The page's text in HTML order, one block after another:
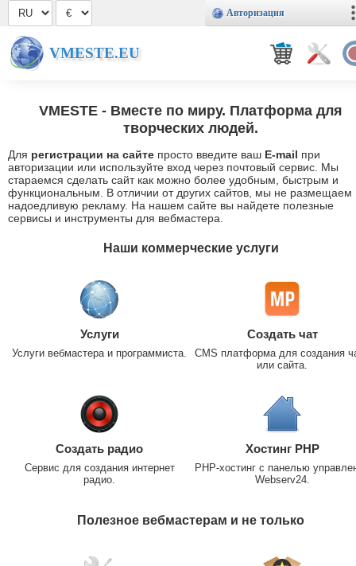
Авторизация
VMESTE.EU
VMESTE - Вместе по миру. Платформа для
творческих людей.
Для регистрации на сайте просто введите ваш E-mail при
авторизации или используйте вход через почтовый сервис. Мы
стараемся сделать сайт как можно более удобным, быстрым и
функциональным. В отличии от других сайтов, мы не размещаем
надоедливую рекламу. На нашем сайте вы найдете полезные
сервисы и инструменты для вебмастера.
Наши коммерческие услуги
Услуги
Услуги вебмастера и программиста.
Создать чат
CMS платформа для создания
или сайта.
Создать радио
Сервис для создания интернет
радио.
Хостинг PHP
PHP-хостинг с панелью
Webserv24.
Полезное вебмастерам и не только